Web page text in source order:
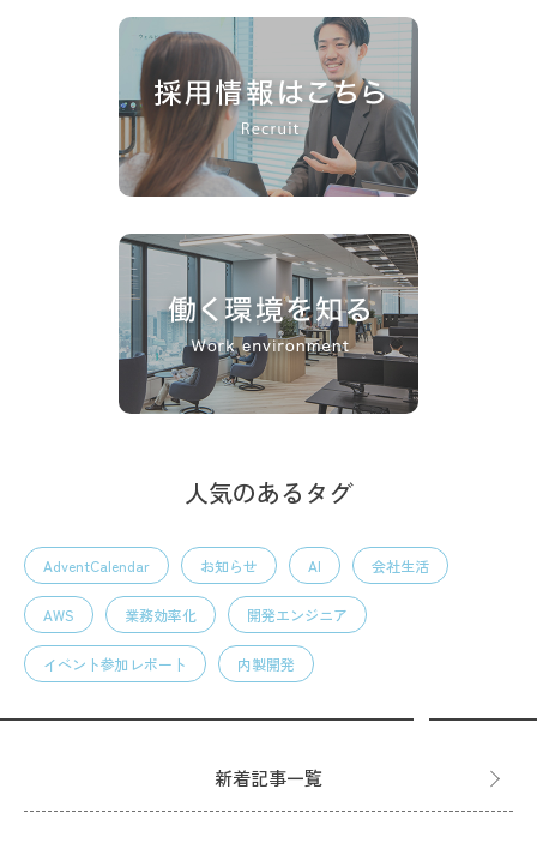
人気のあるタグ
AdventCalendar お知らせ AI 会社生活
AWS 業務効率化 開発エンジニア
イベント参加レポート 内製開発
新着記事一覧